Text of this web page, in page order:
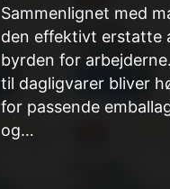
Sammenlignet med
den effektivt erstatte
byrden for
til dagligvarer bliver
for passende
og…